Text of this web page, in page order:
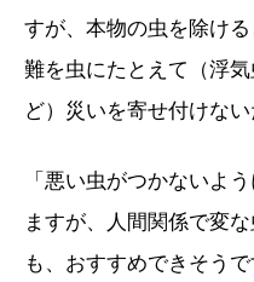
すが、本物の虫を除け
難を虫にたとえて（浮
ど）災いを寄せ付けな
「悪い虫がつかないよ
ますが、人間関係で変
も、おすすめできそうで